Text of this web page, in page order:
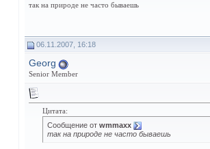
так на природе не часто бываешь
06.11.2007, 16:18
Georg
Senior Member
Цитата:
Сообщение от wmmaxx
так на природе не часто бываешь